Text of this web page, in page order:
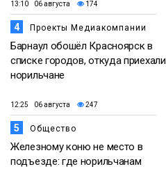
13:10 06 августа 174
4 Проекты Медиакомпании
Барнаул обошёл Красноярск в
списке городов, откуда приехали
норильчане
12:25 06 августа 247
5 Общество
Железному коню не место в
подъезде: где норильчанам